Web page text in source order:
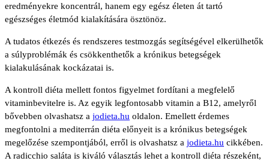
eredményekre koncentrál, hanem egy egész életen át tartó
egészséges életmód kialakítására ösztönöz.
A tudatos étkezés és rendszeres testmozgás segítségével elkerülhetők
a súlyproblémák és csökkenthetők a krónikus betegségek
kialakulásának kockázatai is.
A kontroll diéta mellett fontos figyelmet fordítani a megfelelő
vitaminbevitelre is. Az egyik legfontosabb vitamin a B12, amelyről
bővebben olvashatsz a jodieta.hu oldalon. Emellett érdemes
megfontolni a mediterrán diéta előnyeit is a krónikus betegségek
megelőzése szempontjából, erről is olvashatsz a jodieta.hu cikkében.
A radicchio saláta is kiváló választás lehet a kontroll diéta részeként,